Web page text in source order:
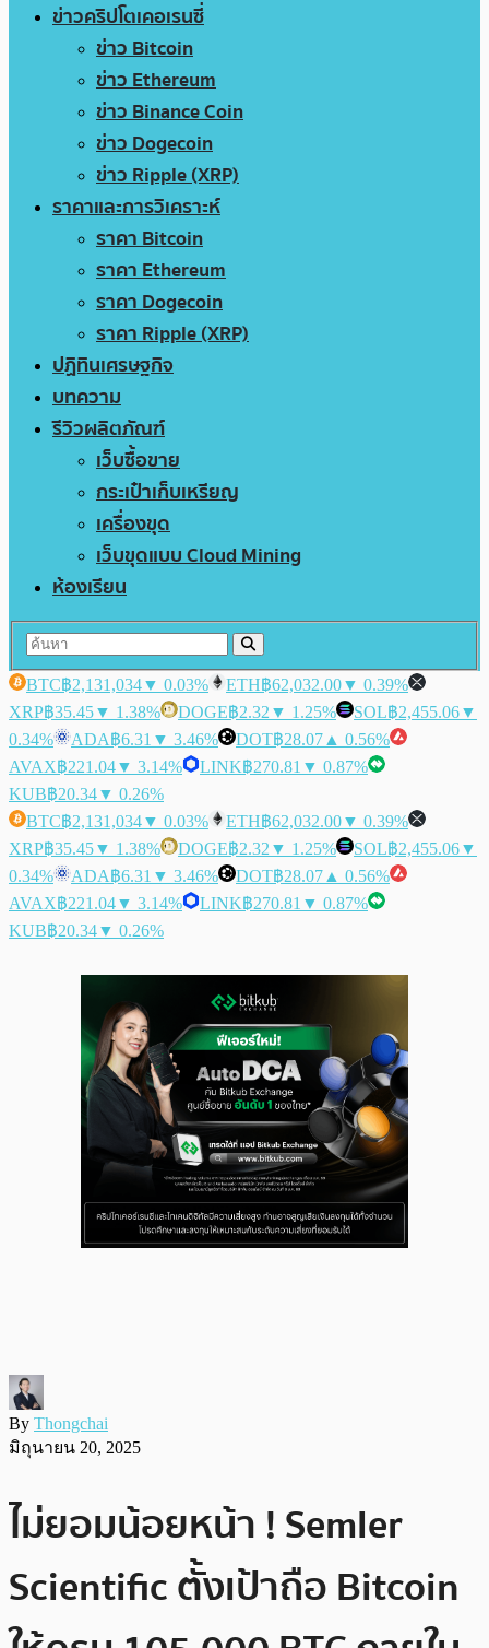
ข่าวคริปโตเคอเรนซี่
ข่าว Bitcoin
ข่าว Ethereum
ข่าว Binance Coin
ข่าว Dogecoin
ข่าว Ripple (XRP)
ราคาและการวิเคราะห์
ราคา Bitcoin
ราคา Ethereum
ราคา Dogecoin
ราคา Ripple (XRP)
ปฏิทินเศรษฐกิจ
บทความ
รีวิวผลิตภัณฑ์
เว็บซื้อขาย
กระเป๋าเก็บเหรียญ
เครื่องขุด
เว็บขุดแบบ Cloud Mining
ห้องเรียน
BTC฿2,131,034▼ 0.03% ETH฿62,032.00▼ 0.39%
XRP฿35.45▼ 1.38% DOGE฿2.32 ▼ 1.25% SOL฿2,455.06▼
0.34%
ADA฿6.31 ▼ 3.46% DOT฿28.07 ▲ 0.56%
AVAX฿221.04▼ 3.14% LINK฿270.81 ▼ 0.87%
KUB฿20.34▼ 0.26%
BTC฿2,131,034▼ 0.03% ETH฿62,032.00▼ 0.39%
XRP฿35.45▼ 1.38% DOGE฿2.32 ▼ 1.25% SOL฿2,455.06▼
0.34%
ADA฿6.31 ▼ 3.46% DOT฿28.07 ▲ 0.56%
AVAX฿221.04▼ 3.14% LINK฿270.81 ▼ 0.87%
KUB฿20.34▼ 0.26%
By Thongchai
มิถุนายน 20, 2025
ไม่ยอมน้อยหน้า ! Semler
Scientific ตั้งเป้าถือ Bitcoin